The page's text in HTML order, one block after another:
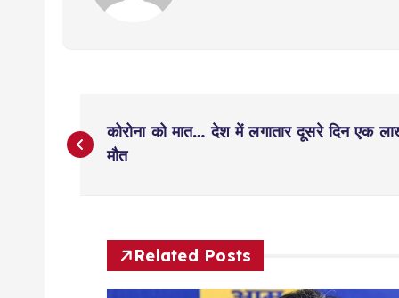
P
o
कोरोना को मात… देश में लगातार दूसरे दिन
मौत
Related Posts